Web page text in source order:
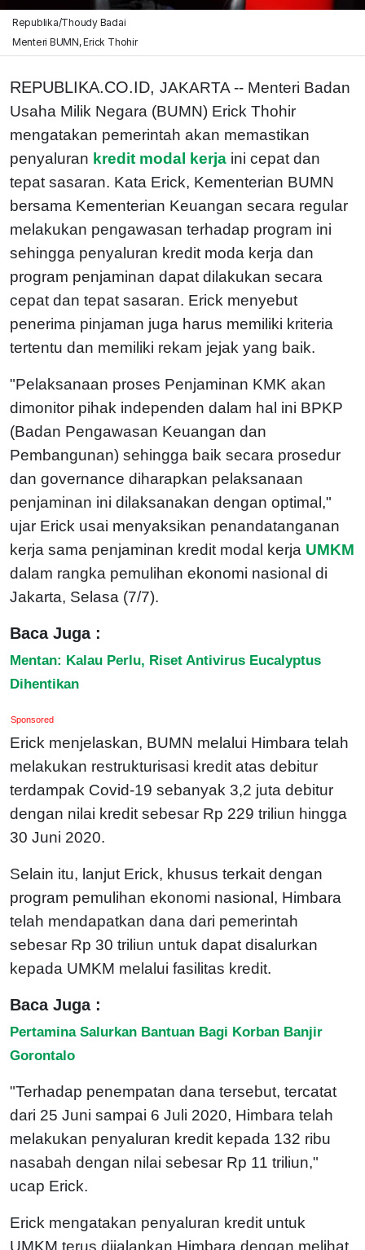
Republika/Thoudy Badai
Menteri BUMN, Erick Thohir
REPUBLIKA.CO.ID, JAKARTA -- Menteri Badan
Usaha Milik Negara (BUMN) Erick Thohir
mengatakan pemerintah akan memastikan
penyaluran kredit modal kerja ini cepat dan
tepat sasaran. Kata Erick, Kementerian BUMN
bersama Kementerian Keuangan secara regular
melakukan pengawasan terhadap program ini
sehingga penyaluran kredit moda kerja dan
program penjaminan dapat dilakukan secara
cepat dan tepat sasaran. Erick menyebut
penerima pinjaman juga harus memiliki kriteria
tertentu dan memiliki rekam jejak yang baik.
"Pelaksanaan proses Penjaminan KMK akan
dimonitor pihak independen dalam hal ini BPKP
(Badan Pengawasan Keuangan dan
Pembangunan) sehingga baik secara prosedur
dan governance diharapkan pelaksanaan
penjaminan ini dilaksanakan dengan optimal,"
ujar Erick usai menyaksikan penandatanganan
kerja sama penjaminan kredit modal kerja UMKM
dalam rangka pemulihan ekonomi nasional di
Jakarta, Selasa (7/7).
Baca Juga :
Mentan: Kalau Perlu, Riset Antivirus Eucalyptus
Dihentikan
Sponsored
Erick menjelaskan, BUMN melalui Himbara telah
melakukan restrukturisasi kredit atas debitur
terdampak Covid-19 sebanyak 3,2 juta debitur
dengan nilai kredit sebesar Rp 229 triliun hingga
30 Juni 2020.
Selain itu, lanjut Erick, khusus terkait dengan
program pemulihan ekonomi nasional, Himbara
telah mendapatkan dana dari pemerintah
sebesar Rp 30 triliun untuk dapat disalurkan
kepada UMKM melalui fasilitas kredit.
Baca Juga :
Pertamina Salurkan Bantuan Bagi Korban Banjir
Gorontalo
"Terhadap penempatan dana tersebut, tercatat
dari 25 Juni sampai 6 Juli 2020, Himbara telah
melakukan penyaluran kredit kepada 132 ribu
nasabah dengan nilai sebesar Rp 11 triliun,"
ucap Erick.
Erick mengatakan penyaluran kredit untuk
UMKM terus dijalankan Himbara dengan melihat